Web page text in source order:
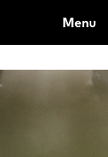
Menu